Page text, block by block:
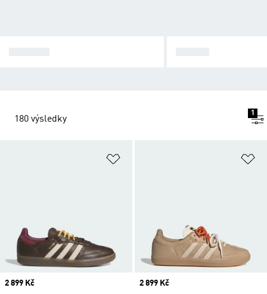
180 výsledky
1
Price
2 899 Kč
Price
2 899 Kč